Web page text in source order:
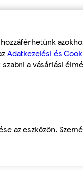
Adatkezelési és
a vásárlási
az eszközön.